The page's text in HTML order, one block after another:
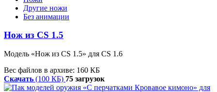
Другие ножи
Без анимации
Нож из CS 1.5
Модель «Нож из CS 1.5» для CS 1.6
Вес файлов в архиве: 160 КБ
Скачать (100 КБ) 75 загрузок